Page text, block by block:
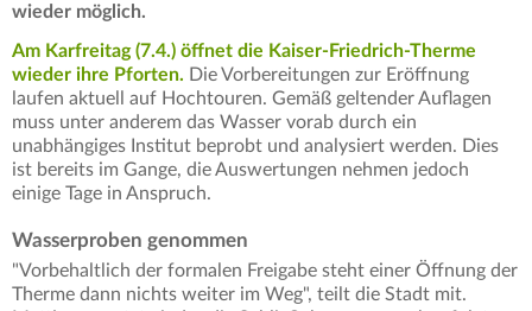
wieder möglich.
Am Karfreitag (7.4.) öffnet die Kaiser-Friedrich-Therme
wieder ihre Pforten. Die Vorbereitungen zur Eröffnung
laufen aktuell auf Hochtouren. Gemäß geltender Auflagen
muss unter anderem das Wasser vorab durch ein
unabhängiges Institut beprobt und analysiert werden. Dies
ist bereits im Gange, die Auswertungen nehmen jedoch
einige Tage in Anspruch.
Wasserproben genommen
"Vorbehaltlich der formalen Freigabe steht einer Öffnung der
Therme dann nichts weiter im Weg", teilt die Stadt mit.